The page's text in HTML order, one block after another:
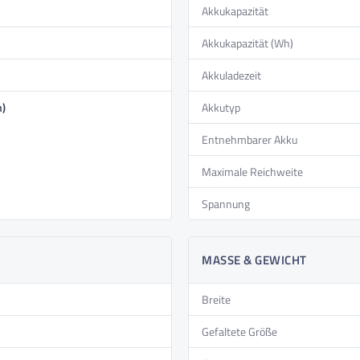
„Loop“ von MapFour– effizient, platzsparend und
Flexibilität auf zwei Rädern!
die Ihre Fahrten nicht nur effizienter, sondern auch
klar und übersichtlich, für eine komfortable
Ihr Fahrzeug ganz einfach mit Ihrem Smartphone oder
nur einen coolen Look, sondern sorgen auch für
Sie auch bei Dunkelheit und schlechten
Akkukapazität
Akkukapazität (Wh)
Akkuladezeit
Akkutyp
Entnehmbarer Akku
Maximale Reichweite
Spannung
MASSE & GEWICHT
Breite
Gefaltete Größe